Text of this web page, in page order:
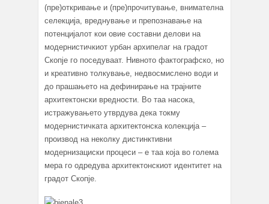
(пре)откривање и (пре)прочитување, внимателна
селекција, вреднување и препознавање на
потенцијалот кои овие составни делови на
модернистичкиот урбан архипелаг на градот
Скопје го поседуваат. Нивното фактографско, но
и креативно толкување, недвосмислено води и
до прашањето на дефинирање на трајните
архитектонски вредности. Во таа насока,
истражувањето утврдува дека токму
модернистичката архитектонска колекција –
производ на неколку дистинктивни
модернизациски процеси – е таа која во голема
мера го одредува архитектонскиот идентитет на
градот Скопје.